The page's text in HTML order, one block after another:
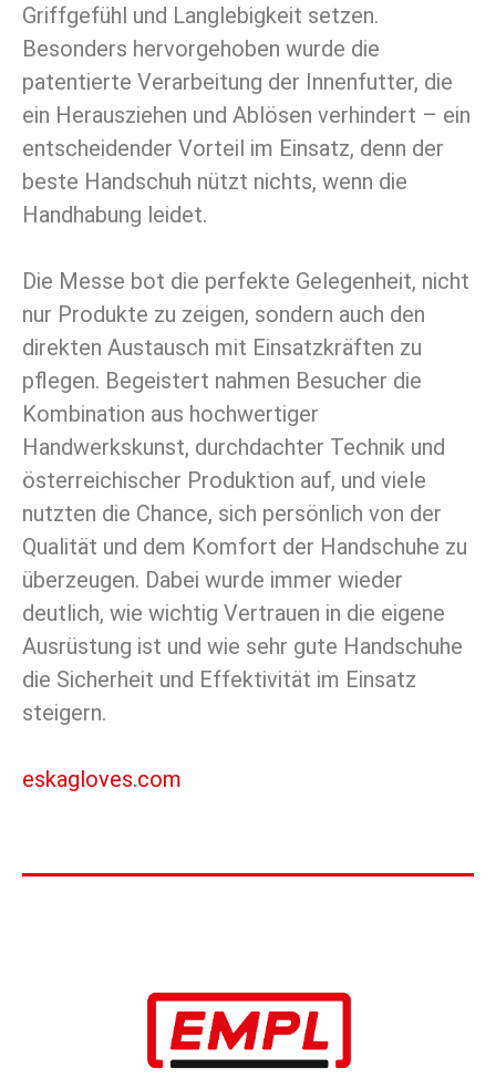
Griffgefühl und Langlebigkeit setzen.
Besonders hervorgehoben wurde die
patentierte Verarbeitung der Innenfutter, die
ein Herausziehen und Ablösen verhindert – ein
entscheidender Vorteil im Einsatz, denn der
beste Handschuh nützt nichts, wenn die
Handhabung leidet.
Die Messe bot die perfekte Gelegenheit, nicht
nur Produkte zu zeigen, sondern auch den
direkten Austausch mit Einsatzkräften zu
pflegen. Begeistert nahmen Besucher die
Kombination aus hochwertiger
Handwerkskunst, durchdachter Technik und
österreichischer Produktion auf, und viele
nutzten die Chance, sich persönlich von der
Qualität und dem Komfort der Handschuhe zu
überzeugen. Dabei wurde immer wieder
deutlich, wie wichtig Vertrauen in die eigene
Ausrüstung ist und wie sehr gute Handschuhe
die Sicherheit und Effektivität im Einsatz
steigern.
eskagloves.com